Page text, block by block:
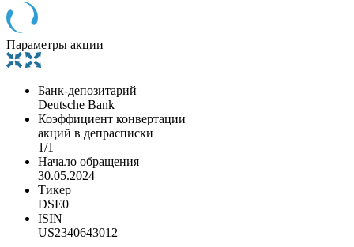
Параметры акции
Банк-депозитарий
Deutsche Bank
Коэффициент конвертации
акций в депрасписки
1/1
Начало обращения
30.05.2024
Тикер
DSE0
ISIN
US2340643012